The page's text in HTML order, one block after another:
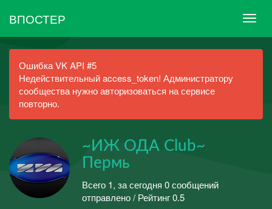
ВПОСТЕР
Ошибка VK API #5
Недействительный access_token! Администратору
сообщества нужно авторизоваться на сервисе
повторно.
~ИЖ ОДА Club~
Пермь
Всего 1, за сегодня 0 сообщений
отправлено / Рейтинг 0.5